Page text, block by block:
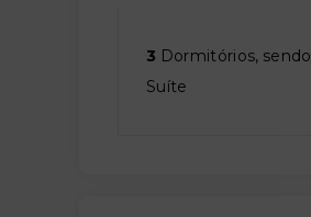
3 Dormitórios, sendo
Suíte